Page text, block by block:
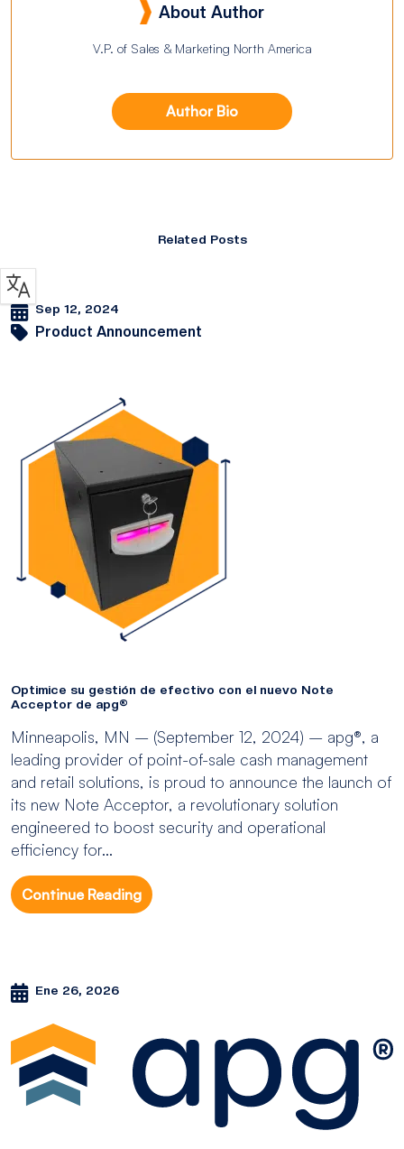
About Author
V.P. of Sales & Marketing North America
Author Bio
Related Posts
Sep 12, 2024
Product Announcement
Optimice su gestión de efectivo con el nuevo Note
Acceptor de apg®
Minneapolis, MN – (September 12, 2024) – apg®, a
leading provider of point-of-sale cash management
and retail solutions, is proud to announce the launch of
its new Note Acceptor, a revolutionary solution
engineered to boost security and operational
efficiency for...
Continue Reading
Ene 26, 2026